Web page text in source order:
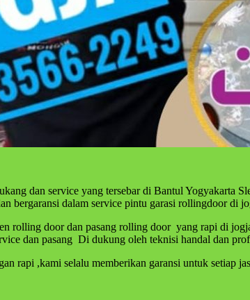
dan service yang tersebar di Bantul Yogyakarta
bergaransi dalam service pintu garasi rollingdoor di
rolling door dan pasang rolling door yang rapi di
dan pasang Di dukung oleh teknisi handal dan
rapi ,kami selalu memberikan garansi untuk setiap